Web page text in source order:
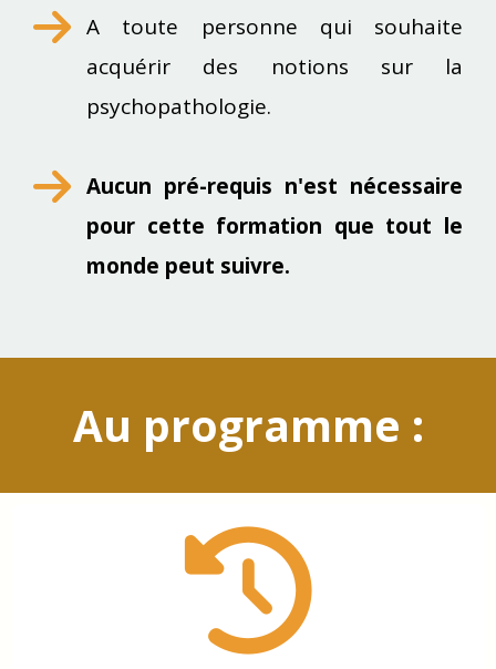
A toute personne qui souhaite
acquérir des notions sur la
psychopathologie.
Aucun pré-requis n'est nécessaire
pour cette formation que tout le
monde peut suivre.
Au programme :